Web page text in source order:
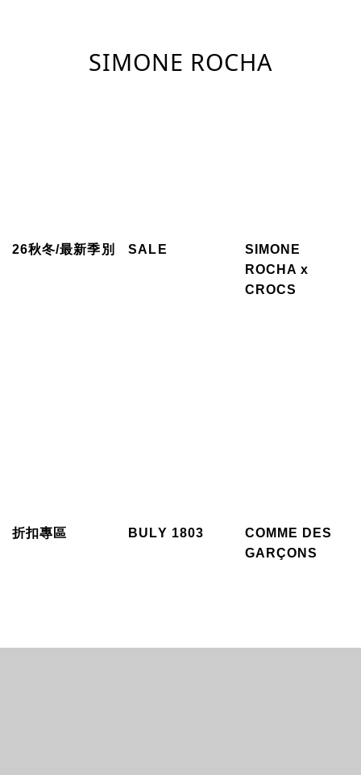
SIMONE ROCHA
26秋冬/最新季別 SALE
SIMONE
ROCHA x
CROCS
折扣專區 BULY 1803
COMME DES
GARÇONS